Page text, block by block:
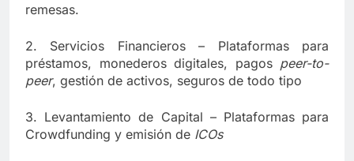
remesas.
2. Servicios Financieros – Plataformas para
préstamos, monederos digitales, pagos peer-to-
peer, gestión de activos, seguros de todo tipo
3. Levantamiento de Capital – Plataformas para
Crowdfunding y emisión de ICOs